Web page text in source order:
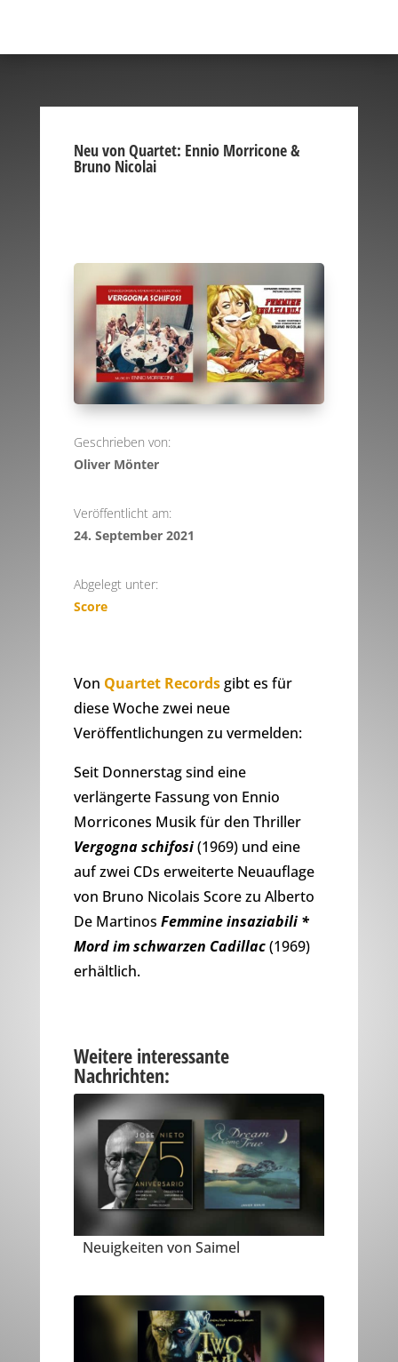
Neu von Quartet: Ennio Morricone &
Bruno Nicolai
Geschrieben von:
Oliver Mönter
Veröffentlicht am:
24. September 2021
Abgelegt unter:
Score
Von Quartet Recordsgibt es für
diese Woche zwei neue
Veröffentlichungen zu vermelden:
Seit Donnerstag sind eine
verlängerte Fassung von Ennio
Morricones Musik für den Thriller
Vergogna schifosi(1969) und eine
auf zwei CDs erweiterte Neuauflage
von Bruno Nicolais Score zu Alberto
De Martinos Femmine insaziabili *
Mord im schwarzen Cadillac(1969)
erhältlich.
Weitere interessante
Nachrichten:
Neuigkeiten von Saimel